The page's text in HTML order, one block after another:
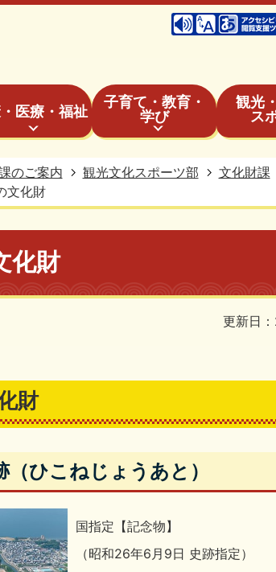
医療・福祉
子育て・教育・
学び
観光
ス
のご案内 観光文化スポーツ部 文化財課
文化財
化財
更新日
財
ひこねじょうあと）
国指定【記念物】
（昭和26年6月9日 史跡指定）